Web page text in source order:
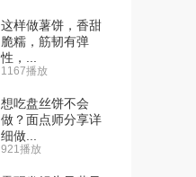
这样做薯饼，香甜
脆糯，筋韧有弹
性，...
1167播放
想吃盘丝饼不会
做？面点师分享详
细做...
921播放